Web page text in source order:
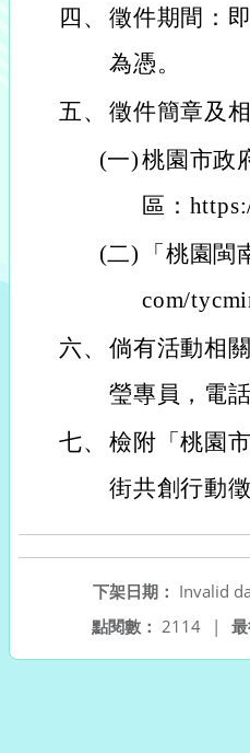
四、 徵件期間：
為憑。
五、 徵件簡章及
(一)桃園市政
區：
(二)
「桃園
com/
六、 倘有活動相
瑩專員，電
七、 檢附「桃園
街共創行動
下架日期： Invalid
點閱數： 2114 |